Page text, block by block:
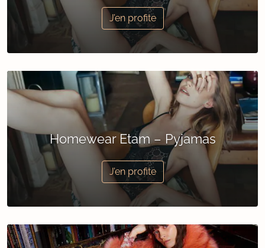
J’en profite
Homewear Etam – Pyjamas
J’en profite